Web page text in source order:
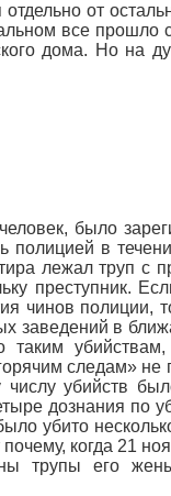
от
все прошло
дома. Но на
было
полицией в
лежал труп с
преступник.
чинов полиции,
заведений в
таким
следам» не
убийств
дознания по
убито
когда 21
трупы его